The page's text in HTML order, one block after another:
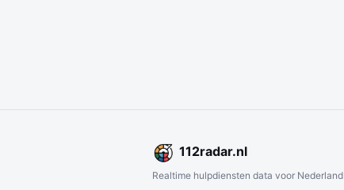
112radar.nl
Realtime hulpdiensten data voor Nederland